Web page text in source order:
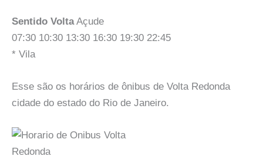
Sentido VoltaAçude
07:30 10:30 13:30 16:30 19:30 22:45
* Vila
Esse são os horários de ônibus de Volta Redonda
cidade do estado do Rio de Janeiro.